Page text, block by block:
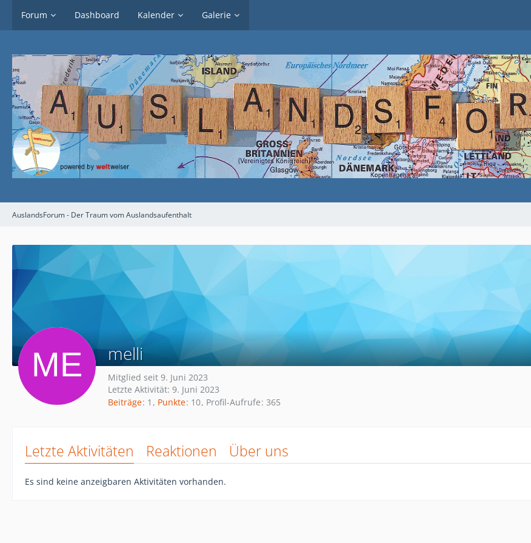
Forum Dashboard Kalender Galerie
AuslandsForum - Der Traum vom Auslandsaufenthalt
melli
Mitglied seit 9. Juni 2023
Letzte Aktivität: 9. Juni 2023
Beiträge 1 Punkte 10 Profil-Aufrufe 365
Letzte Aktivitäten Reaktionen Über uns
Es sind keine anzeigbaren Aktivitäten vorhanden.